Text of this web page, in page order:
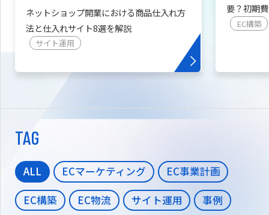
ネットショップ開業における商品仕入れ方
法と仕入れサイト8選を解説
サイト運用
要？初期
を紹介
EC構築
TAG
ALL ECマーケティング
EC事業計画
EC構築
EC物流 サイト運用
事例